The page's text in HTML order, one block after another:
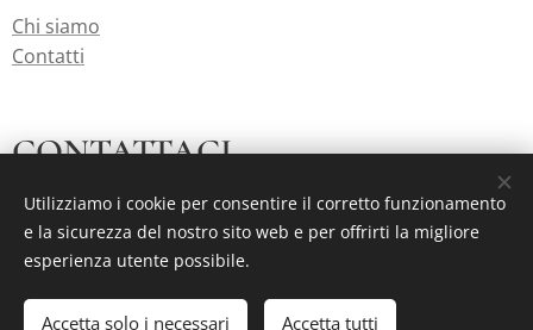
Chi siamo
Contatti
CONTATTACI
mail: info@fonderiamaggiori.it
tel. 071714696
Utilizziamo i cookie per consentire il corretto funzionamento
e la sicurezza del nostro sito web e per offrirti la migliore
esperienza utente possibile.
Accetta solo i necessari Accetta tutti